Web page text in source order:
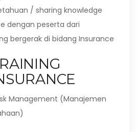
/ sharing knowledge
dengan peserta dari
bergerak di bidang Insurance
Management (Manajemen